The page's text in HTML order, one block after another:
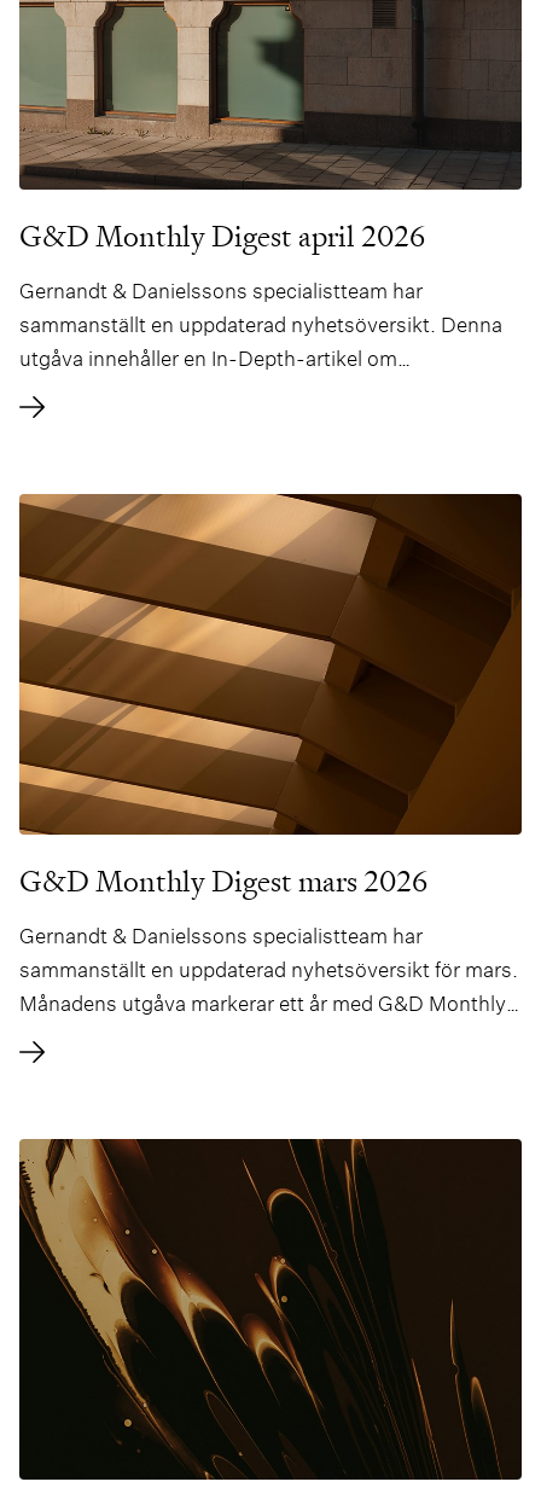
G&D Monthly Digest april 2026
Gernandt & Danielssons specialistteam har
sammanställt en uppdaterad nyhetsöversikt. Denna
utgåva innehåller en In-Depth-artikel om
Konkurrensverkets stärkta befogenheter i Sverige,
författad av Peter Forsberg och Sofie Hallén.
G&D Monthly Digest mars 2026
Gernandt & Danielssons specialistteam har
sammanställt en uppdaterad nyhetsöversikt för mars.
Månadens utgåva markerar ett år med G&D Monthly
Digest och innehåller en In-Depth-artikel om
regleringen av SICAVs i Danmark skriven av två av
Johan Christensen – och ett nytt avsnitt om spel.